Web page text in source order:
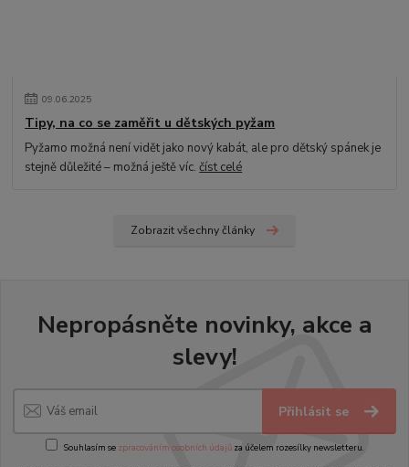
09.06.2025
Tipy, na co se zaměřit u dětských pyžam
Pyžamo možná není vidět jako nový kabát, ale pro dětský spánek je
stejně důležité – možná ještě víc.číst celé
Zobrazit všechny články
Nepropásněte novinky, akce a
slevy!
Přihlásit se
Souhlasím se zpracováním osobních údajůza účelem rozesílky newsletteru.